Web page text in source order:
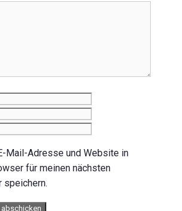
Mail-Adresse und Website in
für meinen nächsten
speichern.